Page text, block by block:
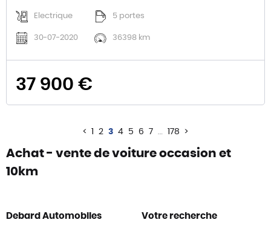
Electrique 5 portes
30-07-2020 36398 km
37 900 €
< 2 3 4 5 6 7 … 178 >
Achat - vente de voiture occasion et
10km
Debard Automobiles Votre recherche